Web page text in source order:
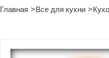
Главная Все для кухни